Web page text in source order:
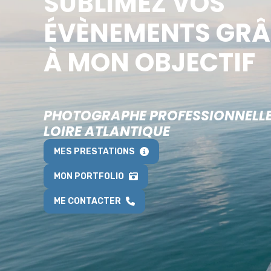
ÉVÈNEMENTS
À MON OBJECTIF
PHOTOGRAPHE
LOIRE ATLANTIQUE
MES PRESTATIONS
MON PORTFOLIO
ME CONTACTER